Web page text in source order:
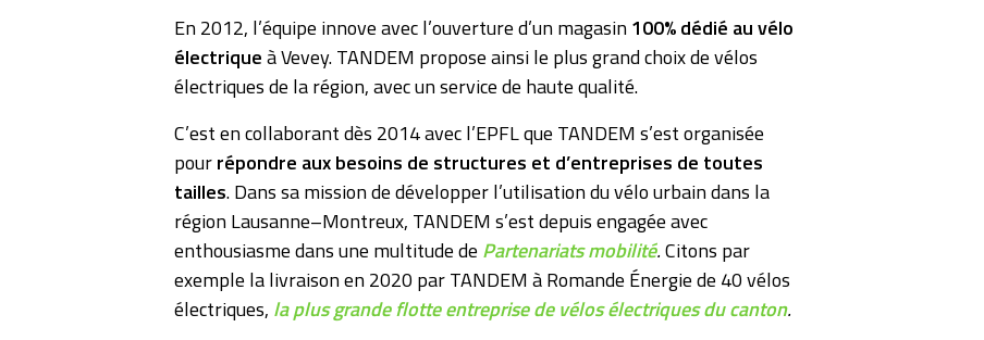
En 2012, l’équipe innove avec l’ouverture d’un magasin100% dédié au vélo
électriqueà Vevey. TANDEM propose ainsi le plus grand choix de vélos
électriques de la région, avec un service de haute qualité.
C’est en collaborant dès 2014 avec l’EPFL que TANDEM s’est organisée
pourrépondre aux besoins de structures et d’entreprises de toutes
tailles. Dans sa mission de développer l’utilisation du vélo urbain dans la
région Lausanne–Montreux, TANDEM s’est depuis engagée avec
enthousiasme dans une multitude de Partenariats mobilité.Citons par
exemple la livraison en 2020 par TANDEM à Romande Énergie de 40 vélos
électriques, la plus grande flotte entreprise de vélos électriques du canton.